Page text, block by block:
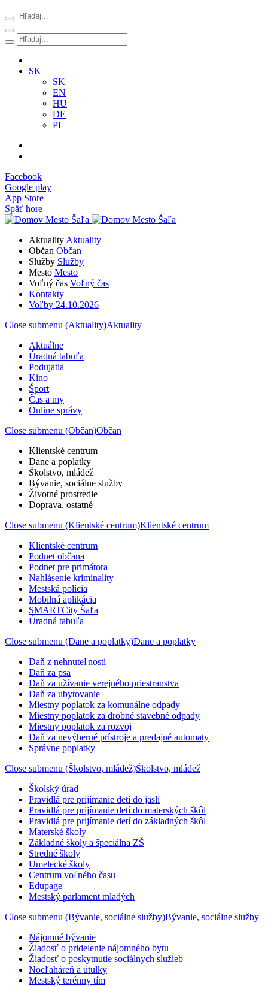
SK
SK
EN
HU
DE
PL
Facebook
Google play
App Store
Späť hore
Aktuality Aktuality
Občan Občan
Služby Služby
Mesto Mesto
Voľný čas Voľný čas
Kontakty
Voľby 24.10.2026
Close submenu (Aktuality)Aktuality
Aktuálne
Úradná tabuľa
Podujatia
Kino
Šport
Čas a my
Online správy
Close submenu (Občan)Občan
Klientské centrum
Dane a poplatky
Školstvo, mládež
Bývanie, sociálne služby
Životné prostredie
Doprava, ostatné
Close submenu (Klientské centrum)Klientské centrum
Klientské centrum
Podnet občana
Podnet pre primátora
Nahlásenie kriminality
Mestská polícia
Mobilná aplikácia
SMARTCity Šaľa
Úradná tabuľa
Close submenu (Dane a poplatky)Dane a poplatky
Daň z nehnuteľnosti
Daň za psa
Daň za užívanie verejného priestranstva
Daň za ubytovanie
Miestny poplatok za komunálne odpady
Miestny poplatok za drobné stavebné odpady
Miestny poplatok za rozvoj
Daň za nevýherné prístroje a predajné automaty
Správne poplatky
Close submenu (Školstvo, mládež)Školstvo, mládež
Školský úrad
Pravidlá pre prijímanie detí do jaslí
Pravidlá pre prijímanie detí do materských škôl
Pravidlá pre prijímanie detí do základných škôl
Materské školy
Základné školy a špeciálna ZŠ
Stredné školy
Umelecké školy
Centrum voľného času
Edupage
Mestský parlament mladých
Close submenu (Bývanie, sociálne služby)Bývanie, sociálne služby
Nájomné bývanie
Žiadosť o pridelenie nájomného bytu
Žiadosť o poskytnutie sociálnych služieb
Nocľaháreň a útulky
Mestský terénny tím